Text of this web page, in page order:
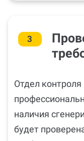
3
Отдел контроля
наличия
будет